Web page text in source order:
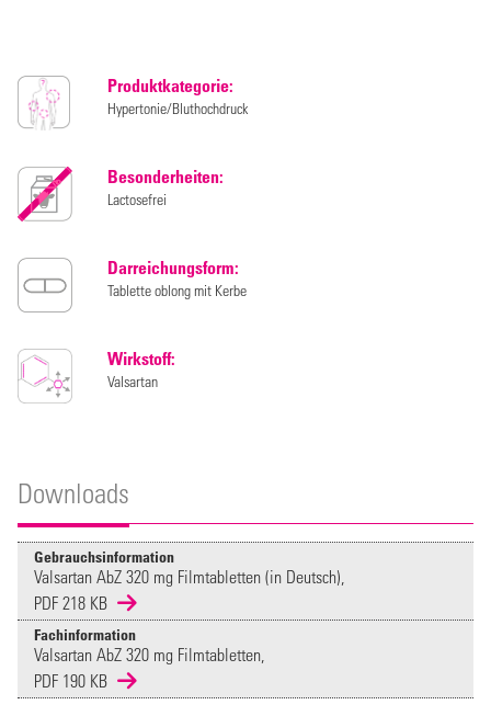
Produktkategorie:
Hypertonie/Bluthochdruck
Besonderheiten:
Lactosefrei
Darreichungsform:
Tablette oblong mit Kerbe
Wirkstoff:
Valsartan
Downloads
Gebrauchsinformation
Valsartan AbZ 320 mg Filmtabletten (in Deutsch),
PDF 218 KB
Fachinformation
Valsartan AbZ 320 mg Filmtabletten,
PDF 190 KB